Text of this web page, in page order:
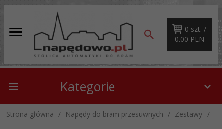
0 szt. /
0.00 PLN
Kategorie
Strona główna Napędy do bram przesuwnych Zestawy